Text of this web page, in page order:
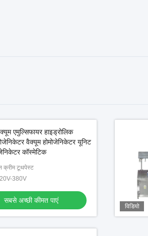
एमुल्सिफायर हाइड्रोलिक
वैक्यूम होमोजेनिकेटर यूनिट
कॉस्मेटिक
क्रीम टूथपेस्ट
380V
सबसे अच्छी कीमत पाएं
विडियो